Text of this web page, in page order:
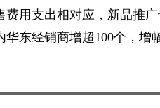
费用支出相对应，新品推
华东经销商增超100个，增